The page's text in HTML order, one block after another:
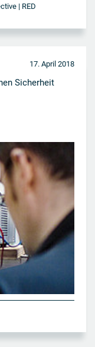
| RED
17. April 2018
Sicherheit